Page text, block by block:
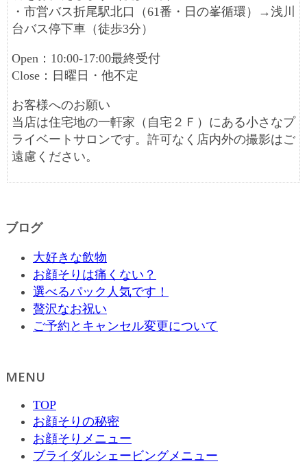
・市営バス折尾駅北口（61番・日の峯循環）→浅川
台バス停下車（徒歩3分）
Open：10:00‐17:00最終受付
Close：日曜日・他不定
お客様へのお願い
当店は住宅地の一軒家（自宅２Ｆ）にある小さなプ
ライベートサロンです。許可なく店内外の撮影はご
遠慮ください。
ブログ
大好きな飲物
お顔そりは痛くない？
選べるパック人気です！
贅沢なお祝い
ご予約とキャンセル変更について
MENU
TOP
お顔そりの秘密
お顔そりメニュー
ブライダルシェービングメニュー